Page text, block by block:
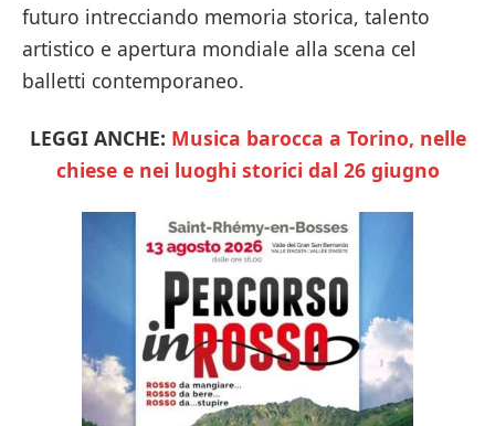
futuro intrecciando memoria storica, talento
artistico e apertura mondiale alla scena cel
balletti contemporaneo.
LEGGI ANCHE: Musica barocca a Torino, nelle
chiese e nei luoghi storici dal 26 giugno